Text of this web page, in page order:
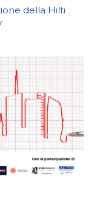
della Hilti